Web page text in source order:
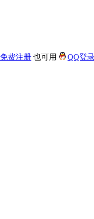
免费注册 也可用 QQ登